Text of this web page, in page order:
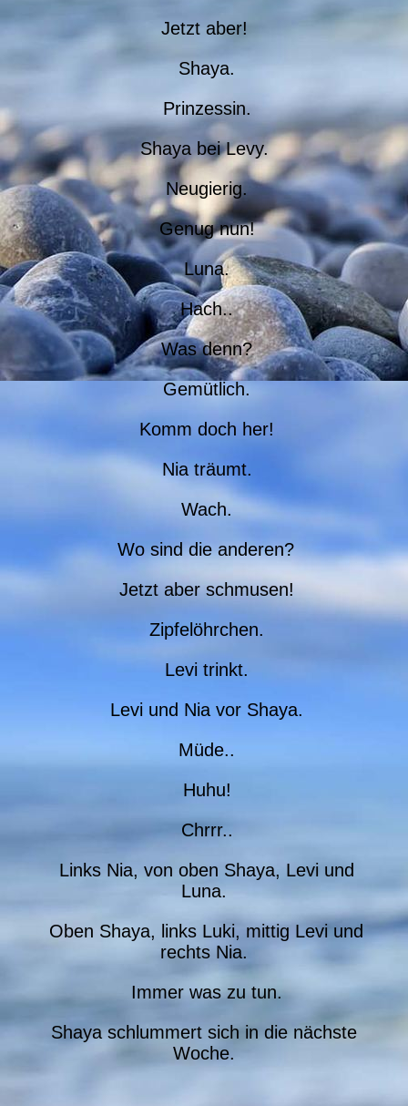
Jetzt aber!
Shaya.
Prinzessin.
Shaya bei Levy.
Neugierig.
Genug nun!
Luna.
Hach..
Was denn?
Gemütlich.
Komm doch her!
Nia träumt.
Wach.
Wo sind die anderen?
Jetzt aber schmusen!
Zipfelöhrchen.
Levi trinkt.
Levi und Nia vor Shaya.
Müde..
Huhu!
Chrrr..
Links Nia, von oben Shaya, Levi und
Luna.
Oben Shaya, links Luki, mittig Levi und
rechts Nia.
Immer was zu tun.
Shaya schlummert sich in die nächste
Woche.